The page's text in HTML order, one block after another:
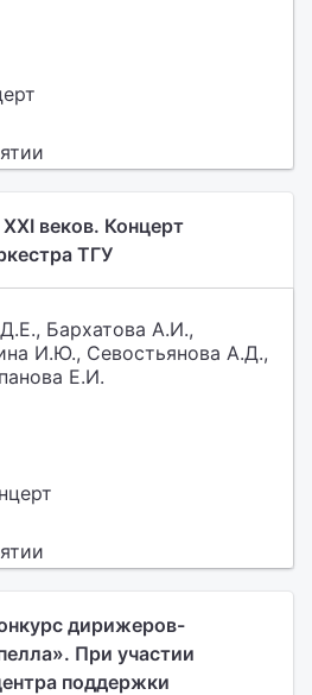
веков. Концерт
ТГУ
Бархатова А.И.,
И.Ю., Севостьянова А.Д.,
Е.И.
дирижеров-
При участии
поддержки